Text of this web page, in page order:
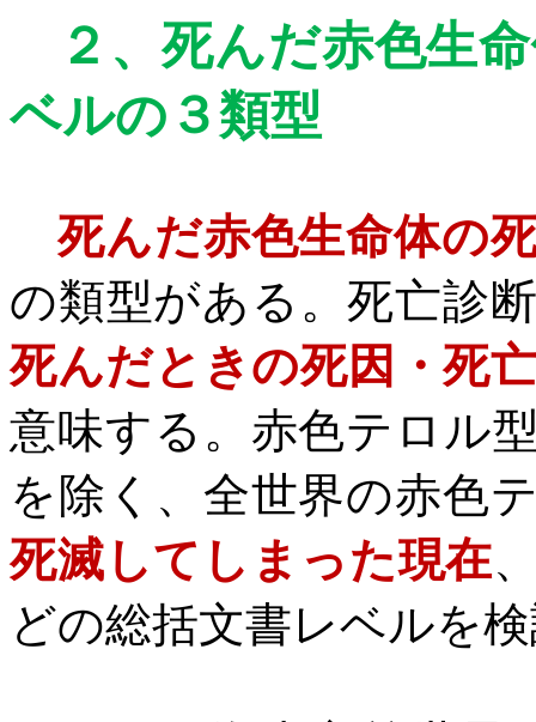
２、死んだ赤色生
ベルの３類型
死んだ赤色生命体の
の類型がある。死亡診
死んだときの死因・死
意味する。赤色テロル
を除く、全世界の赤色
死滅してしまった現在
どの総括文書レベルを